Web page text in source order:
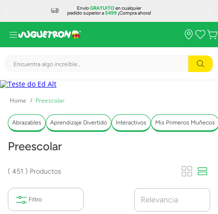
EnvíoGRATUITOen cualquier
pedido superior a$499¡Compra ahora!
Encuentra algo increíble...
Preescolar
Abrazables Aprendizaje Divertido Interactivos Mis Primeros Muñecos
Preescolar
451 Productos
Relevancia